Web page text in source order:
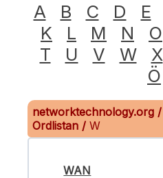
A B C D E
K
L M N O
T
U V W X
Ö
networktechnology.org /
Ordlistan /W
WAN